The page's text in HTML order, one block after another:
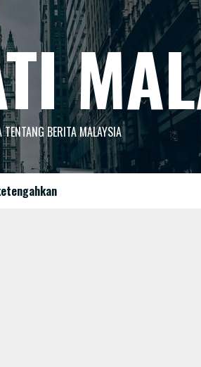
TENTANG BERITA MALAYSIA